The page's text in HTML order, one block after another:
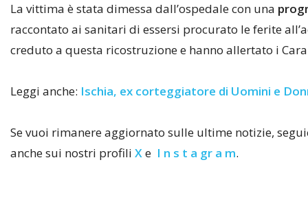
La vittima è stata dimessa dall’ospedale con una
raccontato ai sanitari di essersi procurato le ferite
creduto a questa ricostruzione e hanno allertato i
Leggi anche: Ischia, ex corteggiatore di Uomini e
Se vuoi rimanere aggiornato sulle ultime notizie,
anche sui nostri profili Xe I n s t a gr a m.